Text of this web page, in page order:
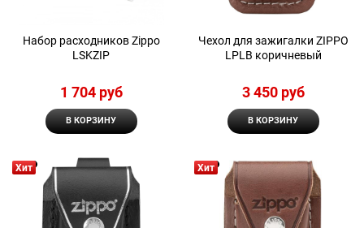
Набор расходников Zippo
LSKZIP
1 704 руб
В КОРЗИНУ
Чехол для зажигалки ZIPPO
LPLB коричневый
3 450 руб
В КОРЗИНУ
Хит Хит